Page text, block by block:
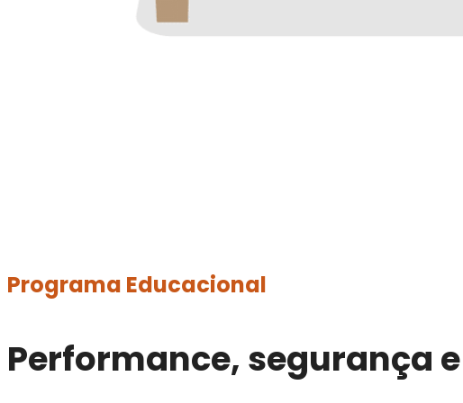
Programa Educacional
Performance, segurança